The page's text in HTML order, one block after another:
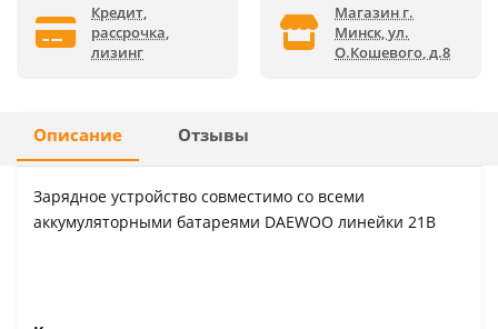
Кредит,
рассрочка,
лизинг
Магазин г.
Минск, ул.
О.Кошевого, д.8
Описание Отзывы
Зарядное устройство совместимо со всеми
аккумуляторными батареями DAEWOO линейки 21В